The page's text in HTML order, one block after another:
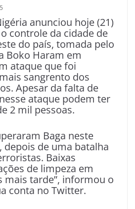
anunciou hoje (21)
controle da cidade de
do país, tomada pelo
Boko Haram em
ataque que foi
sangrento dos
Apesar da falta de
ataque podem ter
2 mil pessoas.
Baga neste
depois de uma batalha
Baixas
de limpeza em
mais tarde”, informou o
conta no Twitter.